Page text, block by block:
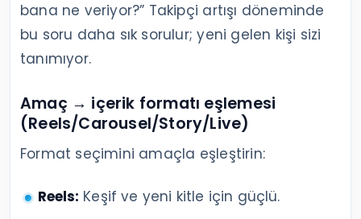
bana ne veriyor?” Takipçi artışı döneminde
bu soru daha sık sorulur; yeni gelen kişi sizi
tanımıyor.
Amaç → içerik formatı eşlemesi
(Reels/Carousel/Story/Live)
Format seçimini amaçla eşleştirin:
Reels: Keşif ve yeni kitle için güçlü.